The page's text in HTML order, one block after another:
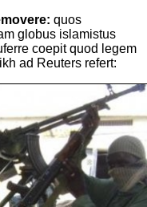
quos
globus islamistus
coepit quod legem
ad Reuters refert: